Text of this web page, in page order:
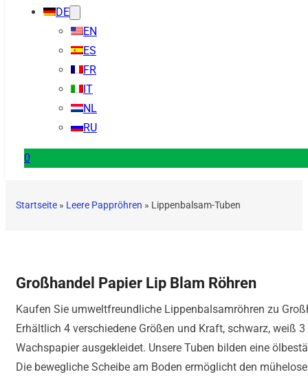
DE
EN
ES
FR
IT
NL
RU
0
Startseite » Leere Pappröhren » Lippenbalsam-Tuben
Großhandel Papier Lip Blam Röhren
Kaufen Sie umweltfreundliche Lippenbalsamröhren zu
Erhältlich 4 verschiedene Größen und Kraft, schwarz, weiß
Wachspapier ausgekleidet. Unsere Tuben bilden eine
Die bewegliche Scheibe am Boden ermöglicht den